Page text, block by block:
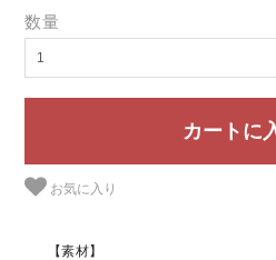
数量
お気に入り
【素材】